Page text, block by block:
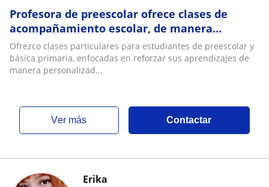
Profesora de preescolar ofrece clases de
acompañamiento escolar, de manera
presencial en la ciudad de Medellín
Ofrezco clases particulares para estudiantes de preescolar y
básica primaria, enfocadas en reforzar sus aprendizajes de
manera personalizad...
ver más Contactar
Erika